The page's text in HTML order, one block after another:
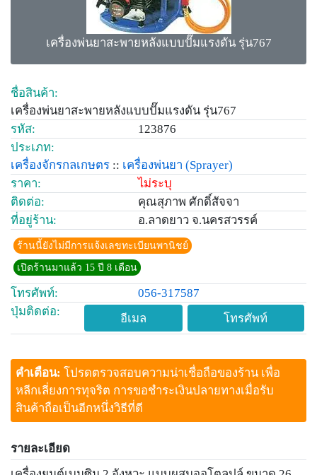
เครื่องพ่นยาสะพายหลังแบบปั๊มแรงดัน รุ่น767
ชื่อสินค้า:
เครื่องพ่นยาสะพายหลังแบบปั๊มแรงดัน รุ่น767
รหัส:
123876
ประเภท:
เครื่องจักรกลเกษตร :: เครื่องพ่นยา (Sprayer)
ราคา:
ไม่ระบุ
ติดต่อ:
คุณสุภาพ ศักดิ์สัจจา
ที่อยู่ร้าน:
อ.ลาดยาว จ.นครสวรรค์
ร้านนี้ยังไม่มีการแจ้งเลขทะเบียนพานิชย์
เปิดร้านมาแล้ว 15 ปี 8 เดือน
โทรศัพท์:
056-317587
ปุ่มติดต่อ:
อีเมล โทรศัพท์
คำเตือน: โปรดตรวจสอบความน่าเชื่อถือของร้าน เพื่อ
หลีกเลี่ยงการทุจริต การขอชำระเงินปลายทางเมื่อรับ
สินค้าถือเป็นอีกหนึ่งวิธีที่ดี
รายละเอียด